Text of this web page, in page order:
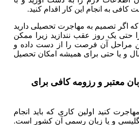
به انجام این کار اقدام کنید.
اگر تصمیم به مهاجرت تحصیلی دارید
را حتی یک روز عقب نندازید زیرا ممکن
مراحل آن فرصت را از دست داده و
و یا حتی برای همیشه امکان تحصیل
معتبر و رزومه کافی برای
کنید اولین کاری که باید انجام
و یا زبان رسمی آن کشور است.